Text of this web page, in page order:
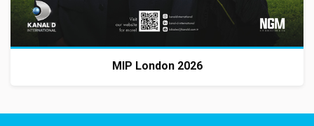
MIP London 2026